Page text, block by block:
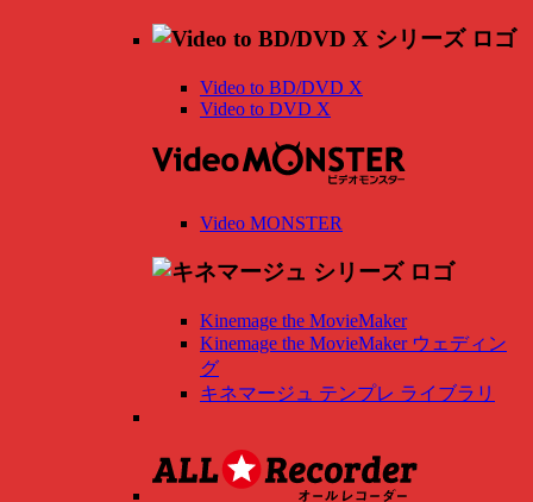
Video to BD/DVD X
Video to DVD X
Video MONSTER
Kinemage the MovieMaker
Kinemage the MovieMaker ウェディン
グ
キネマージュ テンプレ ライブラリ